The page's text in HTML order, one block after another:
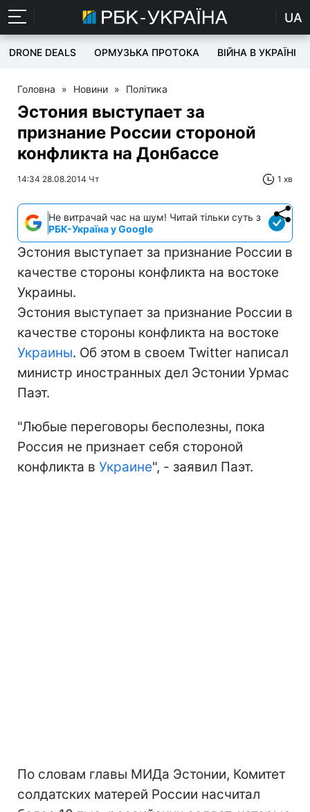
UA
DRONE DEALS ОРМУЗЬКА ПРОТОКА ВІЙНА В УКРАЇНІ
Головна » Новини » Політика
Эстония выступает за
признание России стороной
конфликта на Донбассе
14:34 28.08.2014 Чт 1 хв
Не витрачай час на шум! Читай тільки суть з
РБК-Україна у Google
Эстония выступает за признание России в
качестве стороны конфликта на востоке
Украины.
Эстония выступает за признание России в
качестве стороны конфликта на востоке
Украины. Об этом в своем Twitter написал
министр иностранных дел Эстонии Урмас
Паэт.
"Любые переговоры бесполезны, пока
Россия не признает себя стороной
конфликта в Украине", - заявил Паэт.
По словам главы МИДа Эстонии, Комитет
солдатских матерей России насчитал